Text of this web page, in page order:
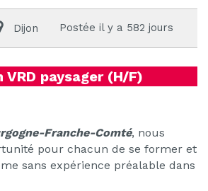
Dijon Postée il y a 582 jours
VRD paysager (H/F)
Franche-Comté, nous
pour chacun de se former et
sans expérience préalable dans